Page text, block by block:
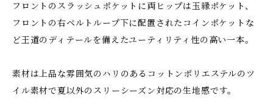
フロントのスラッシュポケットに両ヒップは玉縁ポケット、
フロントの右ベルトループ下に配置されたコインポケットな
ど王道のディテールを備えたユーティリティ性の高い一本。
素材は上品な雰囲気のハリのあるコットンポリエステルのツ
イル素材で夏以外のスリーシーズン対応の生地感です。